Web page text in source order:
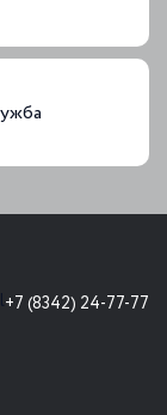
+7 (8342) 24-77-77